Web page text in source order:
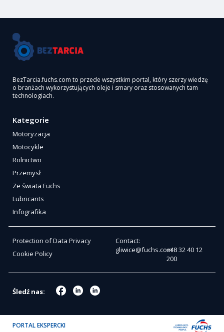
BezTarcia.fuchs.com to przede wszystkim portal, który szerzy wiedzę
o branżach wykorzystujących oleje i smary oraz stosowanych tam
technologiach.
Kategorie
Motoryzacja
Motocykle
Rolnictwo
Przemysł
Ze świata Fuchs
Lubricants
Infografika
Protection of Data Privacy
Cookie Policy
Contact:
gliwice@fuchs.com+48 32 40 12
200
Śledź nas:
PORTAL EKSPERCKI